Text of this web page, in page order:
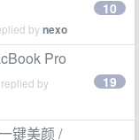
bynexo
10
Pro
by 19
键美颜 /